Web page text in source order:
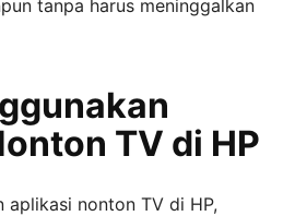
tanpa harus meninggalkan
TV di HP
aplikasi nonton TV di HP,